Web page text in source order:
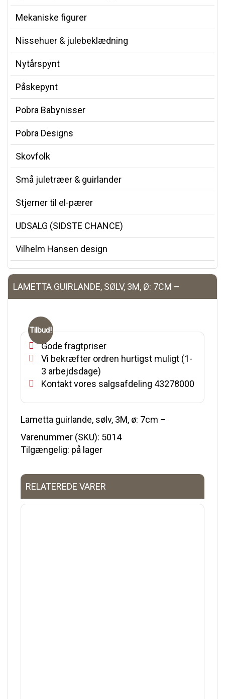
Mekaniske figurer
Nissehuer & julebeklædning
Nytårspynt
Påskepynt
Pobra Babynisser
Pobra Designs
Skovfolk
Små juletræer & guirlander
Stjerner til el-pærer
UDSALG (SIDSTE CHANCE)
Vilhelm Hansen design
LAMETTA GUIRLANDE, SØLV, 3M, Ø: 7CM –
Tilbud!
Gode fragtpriser
Vi bekræfter ordren hurtigst muligt (1-
3 arbejdsdage)
Kontakt vores salgsafdeling 43278000
Lametta guirlande, sølv, 3M, ø: 7cm –
Varenummer (SKU): 5014
Tilgængelig: på lager
RELATEREDE VARER